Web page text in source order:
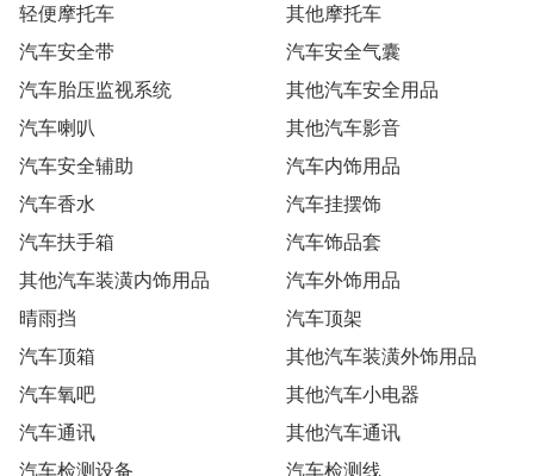
轻便摩托车
其他摩托车
汽车安全带
汽车安全气囊
汽车胎压监视系统
其他汽车安全用品
汽车喇叭
其他汽车影音
汽车安全辅助
汽车内饰用品
汽车香水
汽车挂摆饰
汽车扶手箱
汽车饰品套
其他汽车装潢内饰用品
汽车外饰用品
晴雨挡
汽车顶架
汽车顶箱
其他汽车装潢外饰用品
汽车氧吧
其他汽车小电器
汽车通讯
其他汽车通讯
汽车检测设备
汽车检测线